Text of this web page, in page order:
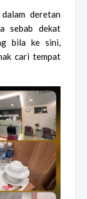
deretan
sebab dekat
bila ke sini,
cari tempat